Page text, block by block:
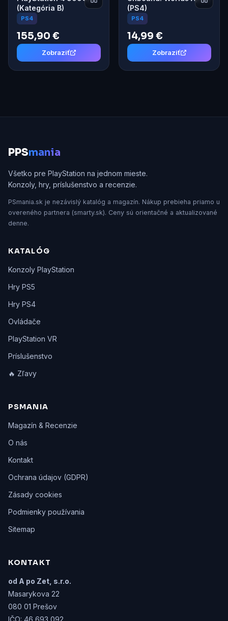
(Kategória B)
PS4
155,90 €
Zobraziť
(PS4)
PS4
14,99 €
Zobraziť
PPSmania
Všetko pre PlayStation na jednom mieste.
Konzoly, hry, príslušenstvo a recenzie.
PSmania.sk je nezávislý katalóg a magazín. Nákup prebieha priamo u
overeného partnera (smarty.sk). Ceny sú orientačné a aktualizované
denne.
KATALÓG
Konzoly PlayStation
Hry PS5
Hry PS4
Ovládače
PlayStation VR
Príslušenstvo
🔥 Zľavy
PSMANIA
Magazín & Recenzie
O nás
Kontakt
Ochrana údajov (GDPR)
Zásady cookies
Podmienky používania
Sitemap
KONTAKT
od A po Zet, s.r.o.
Masarykova 22
080 01 Prešov
IČO: 46 693 092